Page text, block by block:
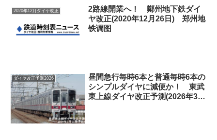
2020年12月ダイヤ改正
2路線開業へ！ 鄭州地下鉄ダイ
ヤ改正(2020年12月26日) 郑州地
铁调图
ダイヤ改正予測2026
昼間急行毎時6本と普通毎時6本の
シンプルダイヤに減便か！ 東武
東上線ダイヤ改正予測(2026年3月